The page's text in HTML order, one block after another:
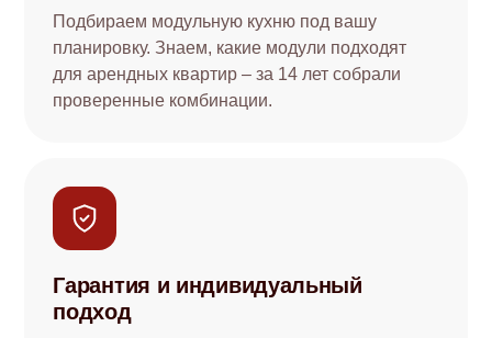
Подбираем модульную кухню под вашу
планировку. Знаем, какие модули подходят
для арендных квартир – за 14 лет собрали
проверенные комбинации.
Гарантия и индивидуальный
подход